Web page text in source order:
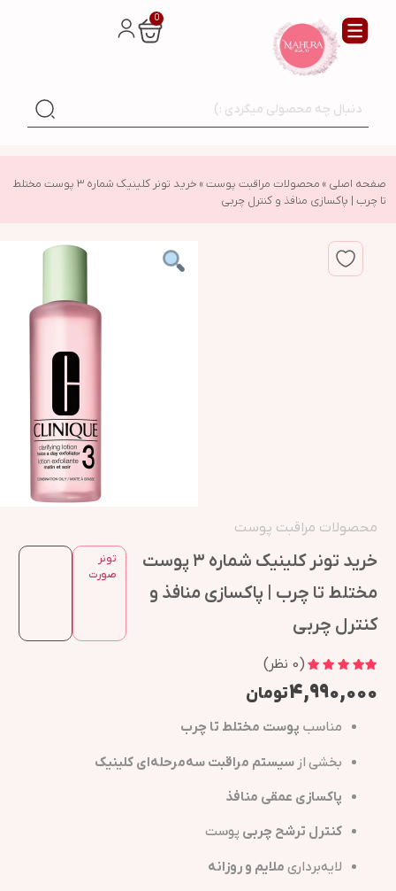
0
صفحه اصلی » محصولات مراقبت پوست»
خرید تونر کلینیک شماره ۳ پوست مختلط
تا چرب | پاکسازی منافذ و کنترل چربی
محصولات مراقبت پوست
خرید تونر کلینیک شماره ۳ پوست
مختلط تا چرب | پاکسازی منافذ و
کنترل چربی
تونر
صورت
(
0 نظر)
۴,۹۹۰,۰۰۰تومان
مناسب پوست مختلط تا چرب
بخشی ازسیستم مراقبت سه‌مرحله‌ای کلینیک
پاکسازی عمقی منافذ
کنترل ترشح چربی پوست
لایه‌برداری ملایم و روزانه